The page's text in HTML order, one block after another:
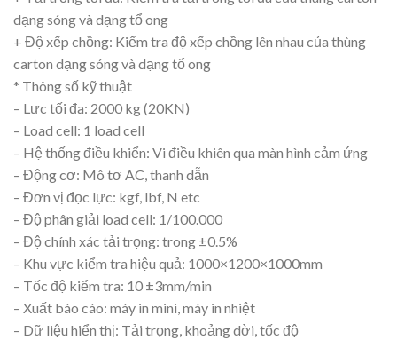
dạng sóng và dạng tổ ong
+ Độ xếp chồng: Kiểm tra độ xếp chồng lên nhau của thùng
carton dạng sóng và dạng tổ ong
* Thông số kỹ thuật
– Lực tối đa: 2000 kg (20KN)
– Load cell: 1 load cell
– Hệ thống điều khiển: Vi điều khiên qua màn hình cảm ứng
– Động cơ: Mô tơ AC, thanh dẫn
– Đơn vị đọc lực: kgf, lbf, N etc
– Độ phân giải load cell: 1/100.000
– Độ chính xác tải trọng: trong ±0.5%
– Khu vực kiểm tra hiệu quả: 1000×1200×1000mm
– Tốc độ kiểm tra: 10 ±3mm/min
– Xuất báo cáo: máy in mini, máy in nhiệt
– Dữ liệu hiển thị: Tải trọng, khoảng dời, tốc độ